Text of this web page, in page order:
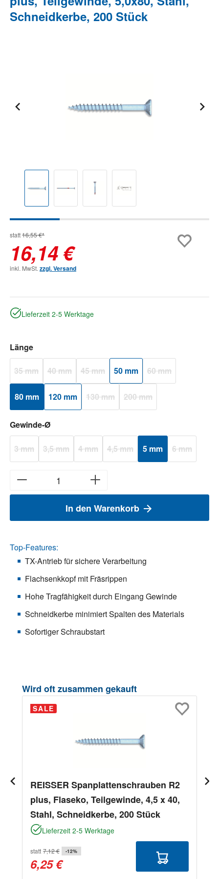
Schneidkerbe, 200 Stück
statt16,55 €*
16,14 €
inkl. MwSt. zzgl. Versand
Lieferzeit 2-5 Werktage
Längeauswählen
35 mm(Diese Option ist zurzeit nicht verfügbar.)
40 mm(Diese Option ist zurzeit nicht verfügbar.)
45 mm(Diese Option ist zurzeit nicht verfügbar.)
50 mm 60 mm(Diese Option ist
80 mm 120 mm 130 mm(Diese Option ist zurzeit nicht verfügbar.)
200 mm(Diese Option ist zurzeit
Gewinde-Øauswählen
3 mm(Diese Option ist zurzeit nicht verfügbar.)
3,5 mm(Diese Option ist zurzeit nicht verfügbar.)
4 mm(Diese Option ist zurzeit nicht verfügbar.)
4,5 mm(Diese Option ist zurzeit nicht
5 mm 6 mm
(Diese
In den Warenkorb
Top-Features:
TX-Antrieb für sichere Verarbeitung
Flachsenkkopf mit Fräsrippen
Hohe Tragfähigkeit durch Eingang Gewinde
Schneidkerbe minimiert Spalten des Materials
Sofortiger Schraubstart
Produktgalerie überspringen
Wird oft zusammen gekauft
SALE
REISSER Spanplattenschrauben R2
plus, Flaseko, Teilgewinde, 4,5 x 40,
Stahl, Schneidkerbe, 200 Stück
Lieferzeit 2-5 Werktage
statt 7,12 € -12%
6,25 €